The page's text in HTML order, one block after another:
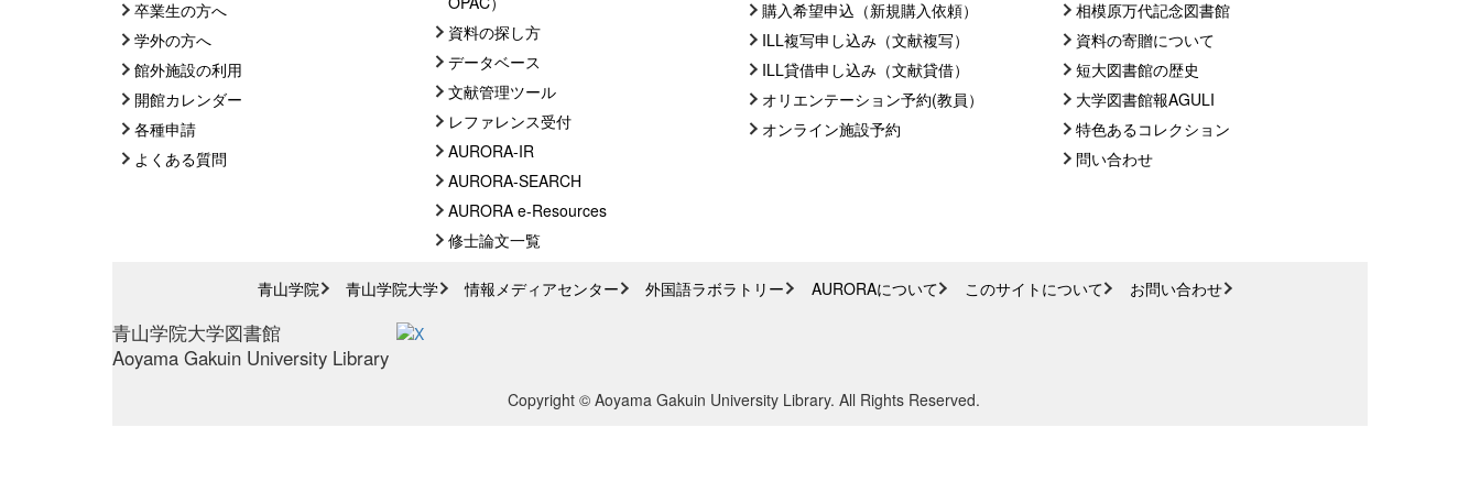
卒業生の方へ
学外の方へ
館外施設の利用
開館カレンダー
各種申請
よくある質問
資料の探し方
データベース
文献管理ツール
レファレンス受付
AURORA-IR
AURORA-SEARCH
AURORA e-Resources
修士論文一覧
購入希望申込（新規購入依頼）
ILL複写申し込み（文献複写）
ILL貸借申し込み（文献貸借）
オリエンテーション予約(教員）
オンライン施設予約
相模原万代記念図書館
資料の寄贈について
短大図書館の歴史
大学図書館報AGULI
特色あるコレクション
問い合わせ
青山学院 青山学院大学 情報メディアセンター 外国語ラボラトリー AURORAについて このサイトについて お問い合わせ
青山学院大学図書館
Aoyama Gakuin University Library
Copyright © Aoyama Gakuin University Library. All Rights Reserved.